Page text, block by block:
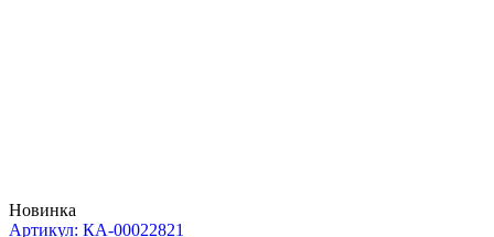
Новинка
Артикул: КА-00022821